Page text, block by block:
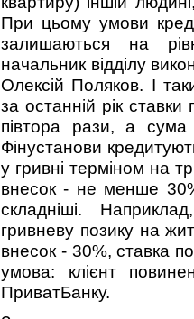
При цьому умови
залишаються на
начальник відділу
Олексій Поляков. І
за останній рік
півтора рази, а
Фінустанови
у гривні терміном на
внесок - не менше
складніші.
гривневу позику на
внесок - 30%, ставка
умова: клієнт
ПриватБанку.